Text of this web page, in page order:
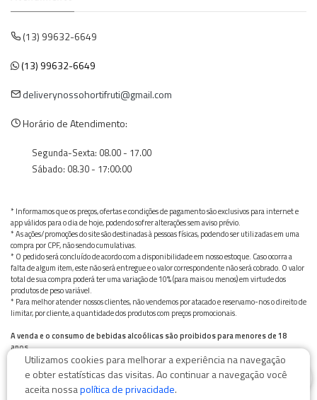
(13) 99632-6649
(13) 99632-6649
deliverynossohortifruti@gmail.com
Horário de Atendimento:
Segunda-Sexta: 08.00 - 17.00
Sábado: 08.30 - 17:00:00
* Informamos que os preços, ofertas e condições de pagamento são exclusivos para internet e
app válidos para o dia de hoje, podendo sofrer alterações sem aviso prévio.
* As ações/promoções do site são destinadas à pessoas físicas, podendo ser utilizadas em uma
compra por CPF, não sendo cumulativas.
* O pedido será concluído de acordo com a disponibilidade em nosso estoque. Caso ocorra a
falta de algum item, este não será entregue e o valor correspondente não será cobrado. O valor
total de sua compra poderá ter uma variação de 10% (para mais ou menos) em virtude dos
produtos de peso variável.
* Para melhor atender nossos clientes, não vendemos por atacado e reservamo-nos o direito de
limitar, por cliente, a quantidade dos produtos com preços promocionais.
A venda e o consumo de bebidas alcoólicas são proibidos para menores de 18
anos.
Bebida alcoólica pode causar dependência química e, em excesso, provoca graves males à saúde.
Beba com moderação
Utilizamos cookies para melhorar a experiência na navegação
e obter estatísticas das visitas. Ao continuar a navegação você
aceita nossapolítica de privacidade.